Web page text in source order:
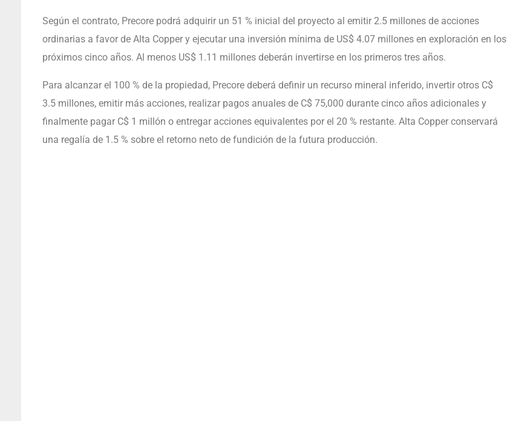
Según el contrato, Precore podrá adquirir un 51 % inicial del proyecto al emitir 2.5 millones de acciones
ordinarias a favor de Alta Copper y ejecutar una inversión mínima de US$ 4.07 millones en exploración en los
próximos cinco años. Al menos US$ 1.11 millones deberán invertirse en los primeros tres años.
Para alcanzar el 100 % de la propiedad, Precore deberá definir un recurso mineral inferido, invertir otros C$
3.5 millones, emitir más acciones, realizar pagos anuales de C$ 75,000 durante cinco años adicionales y
finalmente pagar C$ 1 millón o entregar acciones equivalentes por el 20 % restante. Alta Copper conservará
una regalía de 1.5 % sobre el retorno neto de fundición de la futura producción.